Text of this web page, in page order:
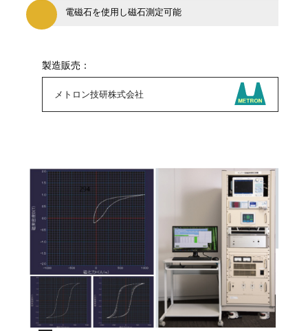
電磁石を使用し磁石測定可能
製造販売：
メトロン技研株式会社